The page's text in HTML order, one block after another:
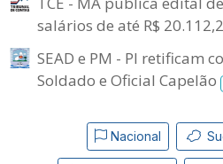
salários de até R$
SEAD e PM - PI retificam
Soldado e Oficial Capelão
Nacional